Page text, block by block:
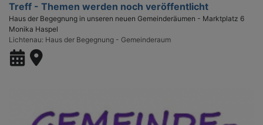
Treff - Themen werden noch veröffentlicht
Haus der Begegnung in unseren neuen Gemeinderäumen - Marktplatz 6
Monika Haspel
Lichtenau Haus der Begegnung - Gemeinderaum